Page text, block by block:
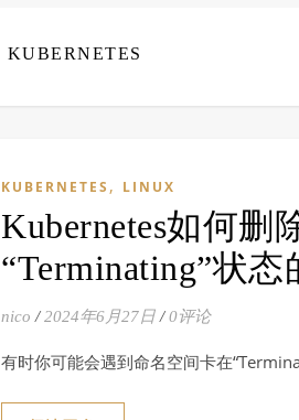
KUBERNETES
KUBERNETES , LINUX
Kubernetes如何删
“Terminating”状
nico / 2024年6月27日 / 0评论
有时你可能会遇到命名空间卡在